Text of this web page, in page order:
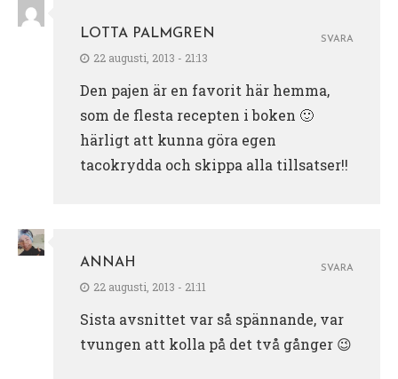
LOTTA PALMGREN
22 augusti, 2013 - 21:13
Den pajen är en favorit här hemma,
som de flesta recepten i boken 🙂
härligt att kunna göra egen
tacokrydda och skippa alla tillsatser!!
SVARA
ANNAH
22 augusti, 2013 - 21:11
Sista avsnittet var så spännande, var
tvungen att kolla på det två gånger 😉
SVARA